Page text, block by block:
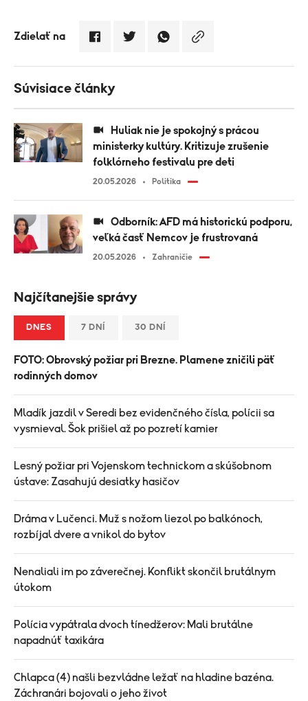
Zdielať na
Súvisiace články
ministerky kultúry. Kritizuje zrušenie
folklórneho festivalu pre deti
20.05.2026 Politika
veľká časť Nemcov je frustrovaná
20.05.2026 Zahraničie
Najčítanejšie správy
DNES 7 DNÍ 30 DNÍ
FOTO: Obrovský požiar pri Brezne. Plamene zničili päť
rodinných domov
Mladík jazdil v Seredi bez evidenčného čísla, polícii sa
vysmieval. Šok prišiel až po pozretí kamier
Lesný požiar pri Vojenskom technickom a skúšobnom
ústave: Zasahujú desiatky hasičov
Dráma v Lučenci. Muž s nožom liezol po balkónoch,
rozbíjal dvere a vnikol do bytov
Nenaliali im po záverečnej. Konflikt skončil brutálnym
útokom
Polícia vypátrala dvoch tínedžerov: Mali brutálne
napadnúť taxikára
Chlapca (4) našli bezvládne ležať na hladine bazéna.
Záchranári bojovali o jeho život